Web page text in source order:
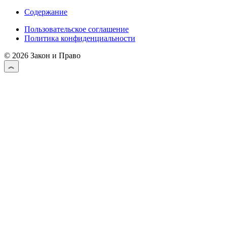
Содержание
Пользовательское соглашение
Политика конфиденциальности
© 2026 Закон и Право